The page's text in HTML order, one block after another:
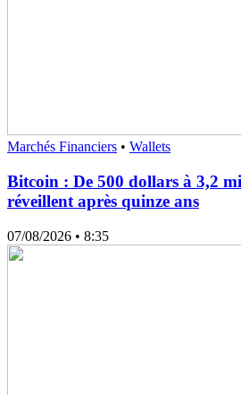
Marchés Financiers • Wallets
Bitcoin : De 500 dollars à 3,2
réveillent après quinze ans
07/08/2026 • 8:35